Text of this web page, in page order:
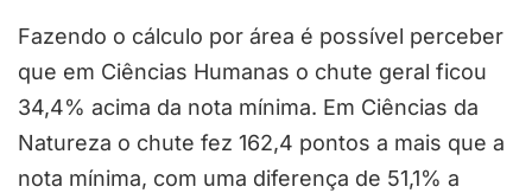
Fazendo o cálculo por área é possível perceber
que em Ciências Humanas o chute geral ficou
34,4% acima da nota mínima. Em Ciências da
Natureza o chute fez 162,4 pontos a mais que a
nota mínima, com uma diferença de 51,1% a